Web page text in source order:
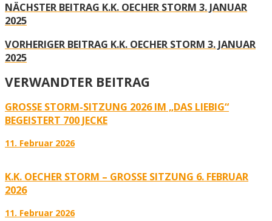
NÄCHSTER BEITRAG K.K. OECHER STORM 3. JANUAR
2025
VORHERIGER BEITRAG K.K. OECHER STORM 3. JANUAR
2025
VERWANDTER BEITRAG
GROSSE STORM-SITZUNG 2026 IM „DAS LIEBIG“ B
EGEISTERT 700 JECKE
11. Februar 2026
K.K. OECHER STORM – GROSSE SITZUNG 6. FEBRUAR 2
026
11. Februar 2026